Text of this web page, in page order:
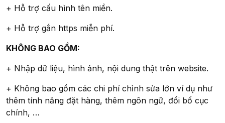
+ Hỗ trợ cấu hình tên miền.
+ Hỗ trợ gắn https miễn phí.
KHÔNG BAO GỒM:
+ Nhập dữ liệu, hình ảnh, nội dung thật trên website.
+ Không bao gồm các chi phí chỉnh sửa lớn ví dụ như
thêm tính năng đặt hàng, thêm ngôn ngữ, đổi bố cục
chính, …